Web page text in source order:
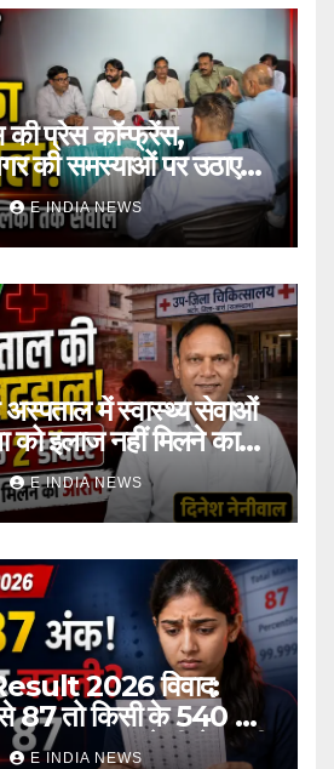
प्रेस कॉन्फ्रेंस,
की समस्याओं पर उठाए
E INDIA NEWS
में स्वास्थ्य सेवाओं
को इलाज नहीं मिलने का
E INDIA NEWS
2026 विवाद:
87 तो किसी के 540 से
NTA ने दी चेतावनी
E INDIA NEWS